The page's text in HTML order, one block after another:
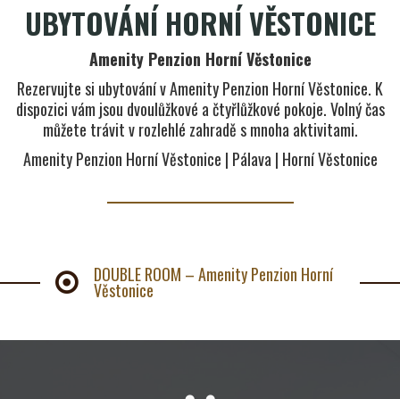
UBYTOVÁNÍ HORNÍ VĚSTONICE
Amenity Penzion Horní Věstonice
Rezervujte si ubytování v Amenity Penzion Horní Věstonice. K
dispozici vám jsou dvoulůžkové a čtyřlůžkové pokoje. Volný čas
můžete trávit v rozlehlé zahradě s mnoha aktivitami.
Amenity Penzion Horní Věstonice | Pálava | Horní Věstonice
DOUBLE ROOM – Amenity Penzion Horní
Věstonice